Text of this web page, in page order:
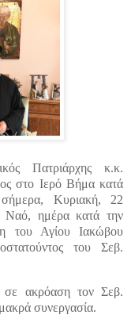
Πατριάρχης κ.κ.
στο Ιερό Βήμα κατά
Κυριακή, 22
Ναό, ημέρα κατά την
του Αγίου Ιακώβου
του Σεβ.
σε ακρόαση τον Σεβ.
συνεργασία.